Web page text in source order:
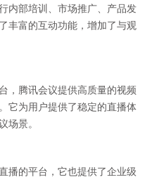
内部培训、市场推广、产品发
丰富的互动功能，增加了与观
，腾讯会议提供高质量的视频
它为用户提供了稳定的直播体
场景。
播的平台，它也提供了企业级